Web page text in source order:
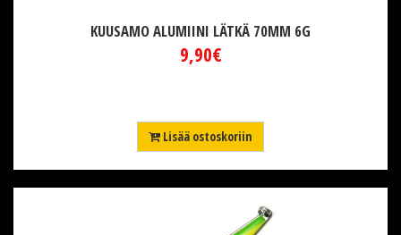
KUUSAMO ALUMIINI LÄTKÄ 70MM 6G
9,90€
Lisää ostoskoriin